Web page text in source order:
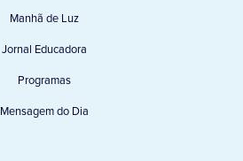
Manhã de Luz
Jornal Educadora
Programas
Mensagem do Dia